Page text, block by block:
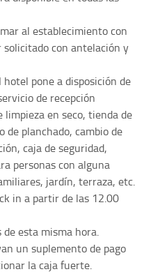
al establecimiento con
con antelación y
pone a disposición de
de recepción
en seco, tienda de
de planchado, cambio de
caja de seguridad,
personas con alguna
jardín, terraza, etc.
in a partir de las 12.00
esta misma hora.
un suplemento de pago
la caja fuerte.